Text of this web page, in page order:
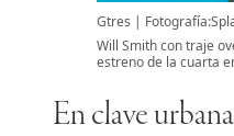
Gtres
Will Smith con traje
estreno de la cuarta
En clave urbana